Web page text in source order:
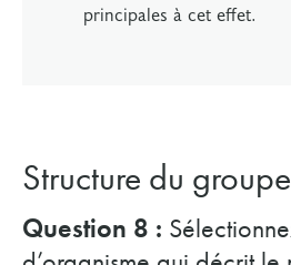
principales à cet effet.
Structure du groupe
Question 8 :